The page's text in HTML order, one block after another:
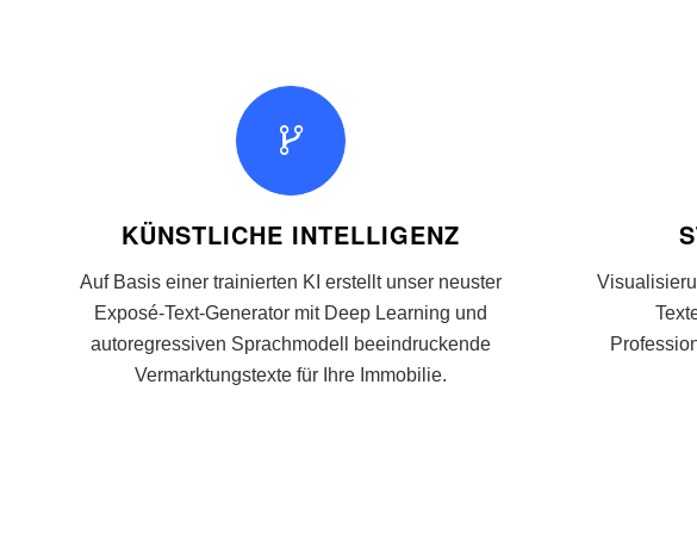
KÜNSTLICHE INTELLIGENZ
Auf Basis einer trainierten KI erstellt unser neuster
Exposé-Text-Generator mit Deep Learning und
autoregressiven Sprachmodell beeindruckende
Vermarktungstexte für Ihre Immobilie.